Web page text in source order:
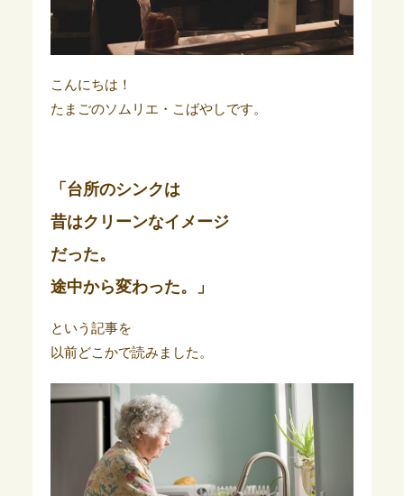
こんにちは！
たまごのソムリエ・こばやしです。
「台所のシンクは
昔はクリーンなイメージ
だった。
途中から変わった。」
という記事を
以前どこかで読みました。